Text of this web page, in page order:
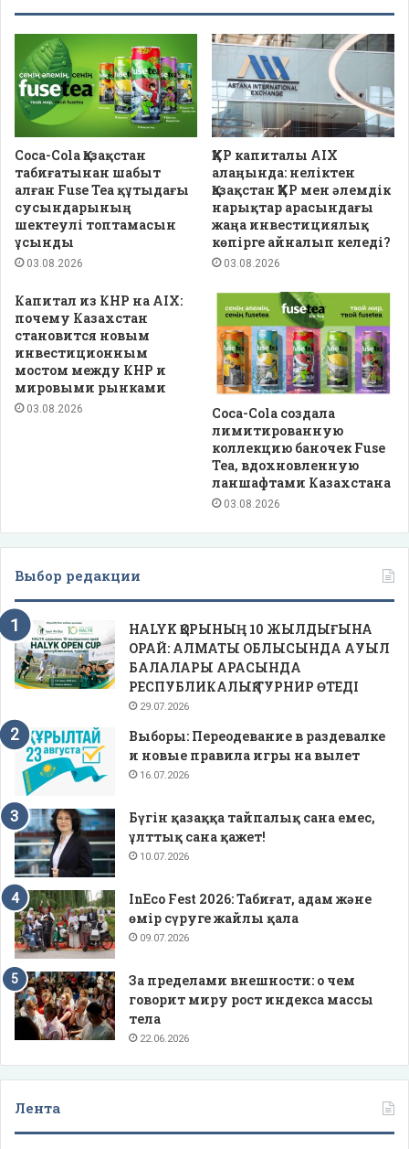
Coca-Cola Қазақстан
табиғатынан шабыт
алған Fuse Tea құтыдағы
сусындарының
шектеулі топтамасын
ұсынды
03.08.2026
ҚХР капиталы AIX
алаңында: неліктен
Қазақстан ҚХР мен әлемдік
нарықтар арасындағы
жаңа инвестициялық
көпірге айналып келеді?
03.08.2026
Капитал из КНР на AIX:
почему Казахстан
становится новым
инвестиционным
мостом между КНР и
мировыми рынками
03.08.2026
Coca-Cola создала
лимитированную
коллекцию баночек Fuse
Tea, вдохновленную
ланшафтами Казахстана
03.08.2026
Выбор редакции
HALYK ҚОРЫНЫҢ 10 ЖЫЛДЫҒЫНА
ОРАЙ: АЛМАТЫ ОБЛЫСЫНДА АУЫЛ
БАЛАЛАРЫ АРАСЫНДА
РЕСПУБЛИКАЛЫҚ ТУРНИР ӨТЕДІ
29.07.2026
Выборы: Переодевание в раздевалке
и новые правила игры на вылет
16.07.2026
Бүгін қазаққа тайпалық сана емес,
ұлттық сана қажет!
10.07.2026
InEco Fest 2026: Табиғат, адам және
өмір сүруге жайлы қала
09.07.2026
За пределами внешности: о чем
говорит миру рост индекса массы
тела
22.06.2026
Лента